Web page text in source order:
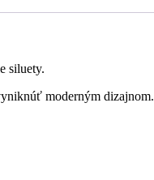
siluety.
moderným dizajnom.